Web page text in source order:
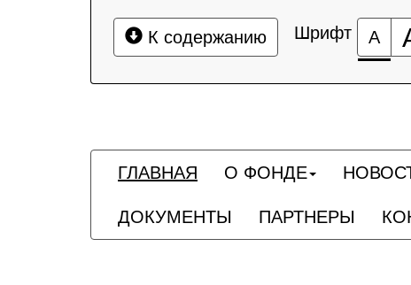
К содержанию Шрифт А
ГЛАВНАЯ О ФОНДЕ
ДОКУМЕНТЫ ПАРТНЕРЫ